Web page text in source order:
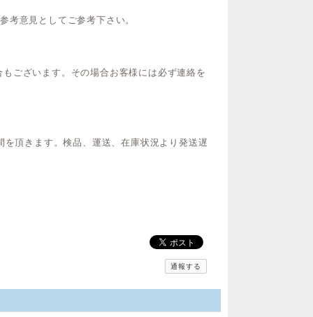
考意見としてご参考下さい。
ございます。その場合お客様には必ず連絡を
頂きます。検品、運送、在庫状況より発送遅
通報する